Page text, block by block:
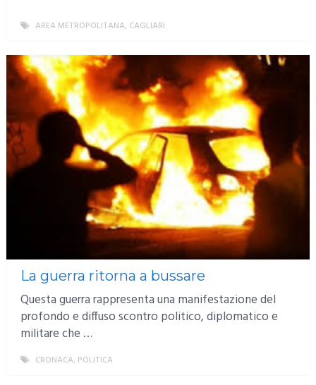
AREA METROPOLITANA, CAGLIARI
La guerra ritorna a bussare
Questa guerra rappresenta una manifestazione del
profondo e diffuso scontro politico, diplomatico e
militare che …
CRONACA, POLITICA